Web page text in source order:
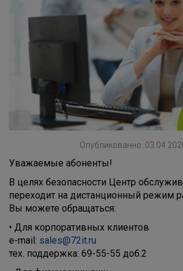
Опубликованно:
Уважаемые абоненты!
В целях безопасности Центр
переходит на дистанционный режим
Вы можете обращаться:
• Для корпоративных клиентов
e-mail: sales@72it.ru
тех. поддержка: 69-55-55 доб.2